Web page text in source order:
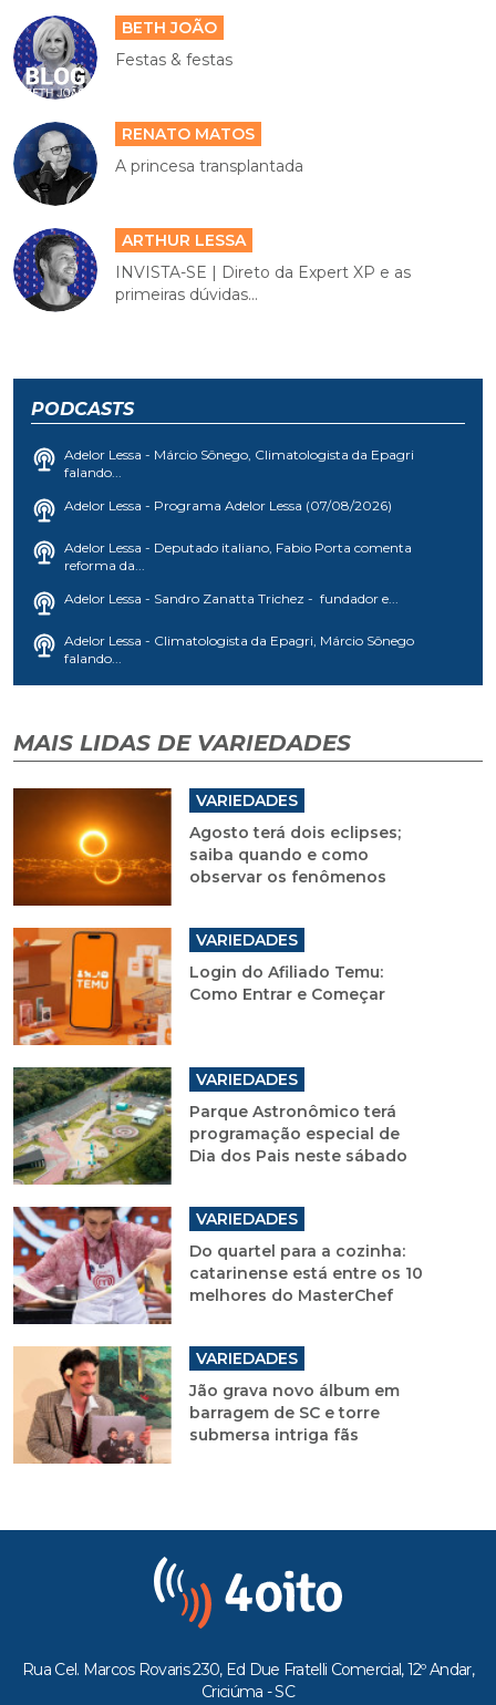
BETH JOÃO
Festas & festas
RENATO MATOS
A princesa transplantada
ARTHUR LESSA
INVISTA-SE | Direto da Expert XP e as
primeiras dúvidas...
PODCASTS
Adelor Lessa - Márcio Sônego, Climatologista da Epagri
falando...
Adelor Lessa - Programa Adelor Lessa (07/08/2026)
Adelor Lessa - Deputado italiano, Fabio Porta comenta
reforma da...
Adelor Lessa - Sandro Zanatta Trichez - fundador e...
Adelor Lessa - Climatologista da Epagri, Márcio Sônego
falando...
MAIS LIDAS DE VARIEDADES
VARIEDADES
Agosto terá dois eclipses;
saiba quando e como
observar os fenômenos
VARIEDADES
Login do Afiliado Temu:
Como Entrar e Começar
VARIEDADES
Parque Astronômico terá
programação especial de
Dia dos Pais neste sábado
VARIEDADES
Do quartel para a cozinha:
catarinense está entre os 10
melhores do MasterChef
VARIEDADES
Jão grava novo álbum em
barragem de SC e torre
submersa intriga fãs
Rua Cel. Marcos Rovaris 230, Ed Due Fratelli Comercial, 12º Andar,
Criciúma - SC